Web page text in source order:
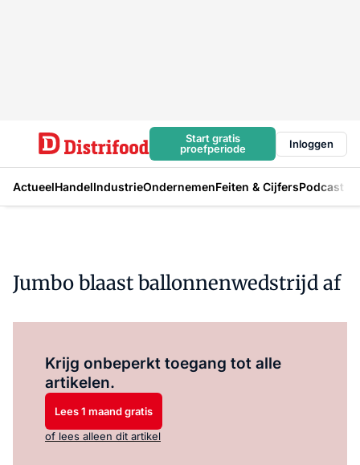
Start gratis
proefperiode
Inloggen
ActueelHandelIndustrieOndernemenFeiten & CijfersPodcast
Jumbo blaast ballonnenwedstrijd af
Krijg onbeperkt toegang tot alle
artikelen.
Lees 1 maand gratis
of lees alleen dit artikel